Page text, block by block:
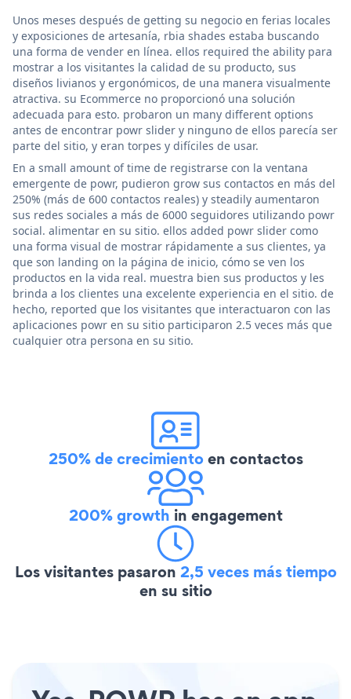
Unos meses después de getting su negocio en ferias locales
y exposiciones de artesanía, rbia shades estaba buscando
una forma de vender en línea. ellos required the ability para
mostrar a los visitantes la calidad de su producto, sus
diseños livianos y ergonómicos, de una manera visualmente
atractiva. su Ecommerce no proporcionó una solución
adecuada para esto. probaron un many different options
antes de encontrar powr slider y ninguno de ellos parecía ser
parte del sitio, y eran torpes y difíciles de usar.
En a small amount of time de registrarse con la ventana
emergente de powr, pudieron grow sus contactos en más del
250% (más de 600 contactos reales) y steadily aumentaron
sus redes sociales a más de 6000 seguidores utilizando powr
social. alimentar en su sitio. ellos added powr slider como
una forma visual de mostrar rápidamente a sus clientes, ya
que son landing on la página de inicio, cómo se ven los
productos en la vida real. muestra bien sus productos y les
brinda a los clientes una excelente experiencia en el sitio. de
hecho, reported que los visitantes que interactuaron con las
aplicaciones powr en su sitio participaron 2.5 veces más que
cualquier otra persona en su sitio.
250% de crecimientoen contactos
200% growth in engagement
Los visitantes pasaron 2,5 veces más tiempo
en su sitio